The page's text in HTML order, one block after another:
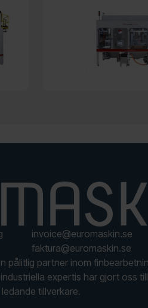
invoice@euromaskin.se
faktura@euromaskin.se
pålitlig partner inom
expertis har gjort oss till
tillverkare.